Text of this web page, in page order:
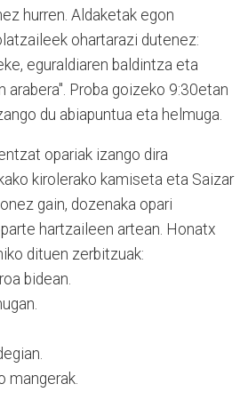
hurren. Aldaketak egon
ohartarazi dutenez:
eguraldiaren baldintza eta
arabera". Proba goizeko 9:30etan
du abiapuntua eta helmuga.
opariak izango dira
kirolerako kamiseta eta Saizar
gain, dozenaka opari
hartzaileen artean. Honatx
dituen zerbitzuak:
bidean.
mangerak.